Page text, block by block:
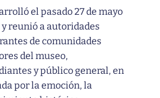
el pasado 27 de mayo
reunió a autoridades
de comunidades
del museo,
y público general, en
por la emoción, la